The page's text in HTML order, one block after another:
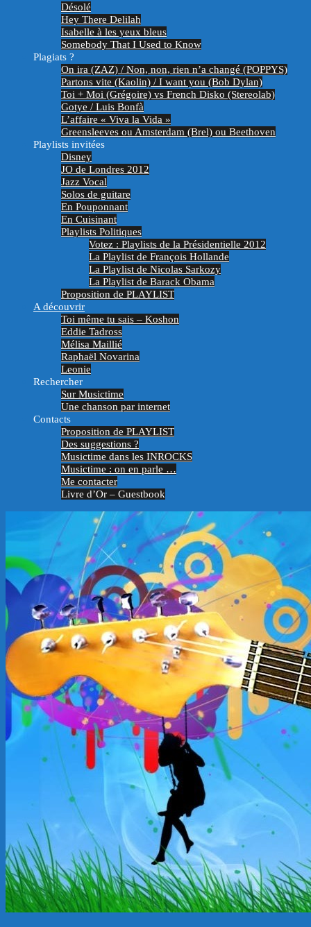
Désolé
Hey There Delilah
Isabelle à les yeux bleus
Somebody That I Used to Know
Plagiats ?
On ira (ZAZ) / Non, non, rien n’a changé (POPPYS)
Partons vite (Kaolin) / I want you (Bob Dylan)
Toi + Moi (Grégoire) vs French Disko (Stereolab)
Gotye / Luis Bonfà
L’affaire « Viva la Vida »
Greensleeves ou Amsterdam (Brel) ou Beethoven
Playlists invitées
Disney
JO de Londres 2012
Jazz Vocal
Solos de guitare
En Pouponnant
En Cuisinant
Playlists Politiques
Votez : Playlists de la Présidentielle 2012
La Playlist de François Hollande
La Playlist de Nicolas Sarkozy
La Playlist de Barack Obama
Proposition de PLAYLIST
A découvrir
Toi même tu sais – Koshon
Eddie Tadross
Mélisa Maillié
Raphaël Novarina
Leonie
Rechercher
Sur Musictime
Une chanson par internet
Contacts
Proposition de PLAYLIST
Des suggestions ?
Musictime dans les INROCKS
Musictime : on en parle …
Me contacter
Livre d’Or – Guestbook